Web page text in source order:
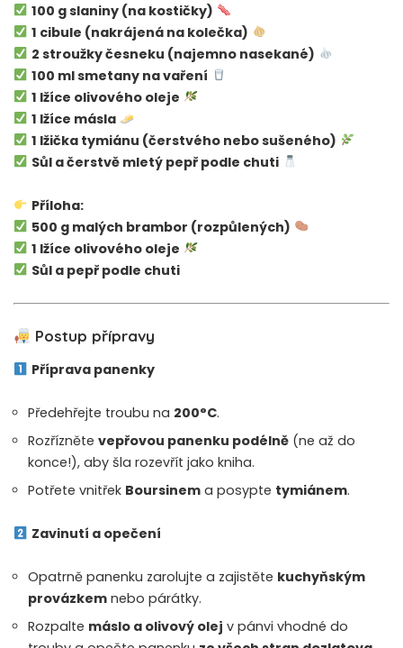
100 g slaniny (na kostičky)
1 cibule (nakrájená na kolečka)
2 stroužky česneku (najemno nasekané)
100 ml smetany na vaření
1 lžíce olivového oleje
1 lžíce másla
1 lžička tymiánu (čerstvého nebo sušeného)
Sůl a čerstvě mletý pepř podle chuti
Příloha:
500 g malých brambor (rozpůlených)
1 lžíce olivového oleje
Sůl a pepř podle chuti
Postup přípravy
Příprava panenky
Předehřejte troubu na 200°C.
Rozřízněte vepřovou panenku podélně (ne až do
konce!), aby šla rozevřít jako kniha.
Potřete vnitřek Boursinem a posypte tymiánem.
Zavinutí a opečení
Opatrně panenku zarolujte a zajistěte kuchyňským
provázkem nebo párátky.
Rozpalte máslo a olivový olej v pánvi vhodné do